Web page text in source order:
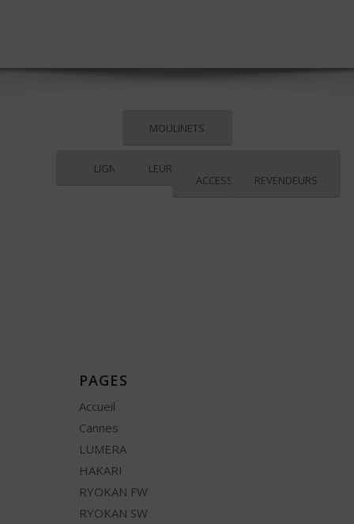
MOULINETS
LIGNES
LEURRES
ACCESSOIRESREVENDEURS
PAGES
Accueil
Cannes
LUMERA
HAKARI
RYOKAN FW
RYOKAN SW